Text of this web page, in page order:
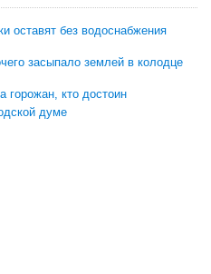
оставят без водоснабжения
засыпало землей в колодце
горожан, кто достоин
думе